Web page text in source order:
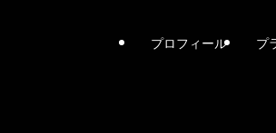
プロフィール プ